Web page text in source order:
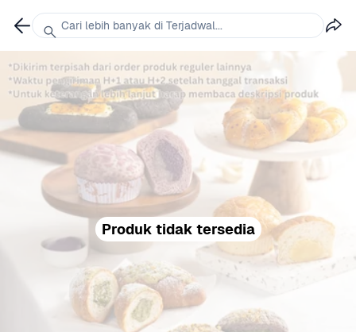
Produk tidak tersedia
Cari lebih banyak di Terjadwal...